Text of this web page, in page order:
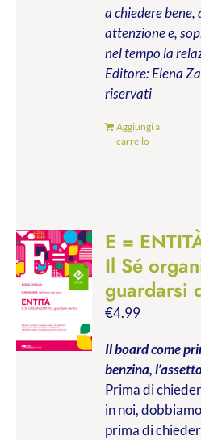
a chiedere
attenzione e,
nel tempo la
Editore: Elena
riservati
Aggiungi al
carrello
E =
Il Sé
guardarsi
€4.99
Il board come
benzina,
Prima di
in noi,
prima di